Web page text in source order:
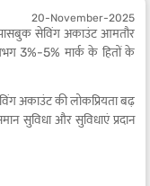
20-November-2025
पासबुक सेविंग अकाउंट आमतौर
3%-5% मार्क के हितों के
अकाउंट की लोकप्रियता बढ़
सुविधा और सुविधाएं प्रदान